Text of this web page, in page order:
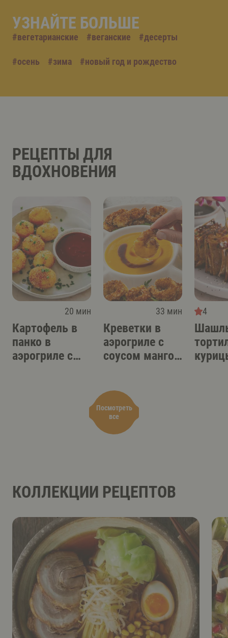
УЗНАЙТЕ БОЛЬШЕ
#вегетарианские #веганские #десерты
#осень #зима #новый год и рождество
РЕЦЕПТЫ ДЛЯ
ВДОХНОВЕНИЯ
Посмотреть
все
20 мин
Картофель в
панко в
аэрогриле с
33 мин
Креветки в
аэрогриле с
соусом манго-
4
КОЛЛЕКЦИИ РЕЦЕПТОВ